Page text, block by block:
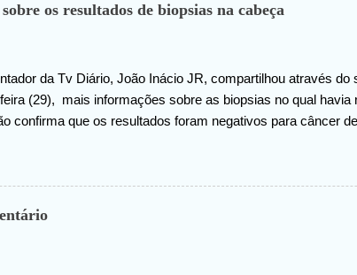
os resultados de biopsias na cabeça
da Tv Diário, João Inácio JR, compartilhou através do
(29), mais informações sobre as biopsias no qual havia
confirma que os resultados foram negativos para câncer